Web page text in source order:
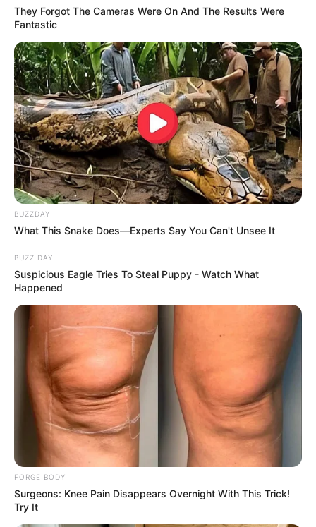
Remember Albert? You Better Sit Down Before You
See Him Today
BUZZDAY
It's Genius
FORGE BODY
Co-stars Who Lost Control While Kissing Each Other
BUZZDAY
They Forgot The Cameras Were On And The Results Were
Fantastic
BUZZDAY
What This Snake Does—Experts Say You Can't Unsee It
BUZZ DAY
Suspicious Eagle Tries To Steal Puppy - Watch What
Happened
FORGE BODY
Surgeons: Knee Pain Disappears Overnight With This Trick!
Try It